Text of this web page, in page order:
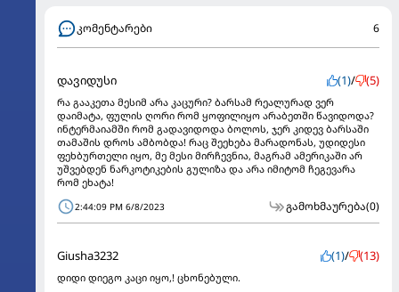
კომენტარები 6
დავიდუსი (1)/ (5)
რა გააკეთა მესიმ არა კაცური? ბარსამ რეალურად ვერ
დაიმატა, ფულის ღორი რომ ყოფილიყო არაბეთში წავიდოდა?
ინტერმაიამში რომ გადავიდოდა ბოლოს, ჯერ კიდევ ბარსაში
თამაშის დროს ამბობდა! რაც შეეხება მარადონას, უდიდესი
ფეხბურთელი იყო, მე მესი მირჩევნია, მაგრამ ამერიკაში არ
უშვებდენ ნარკოტიკების გულიზა და არა იმიტომ ჩეგევარა
რომ ეხატა!
2:44:09 PM 6/8/2023 გამოხმაურება(0)
Giusha3232 (1)/ (13)
დიდი დიეგო კაცი იყო,! ცხონებული.